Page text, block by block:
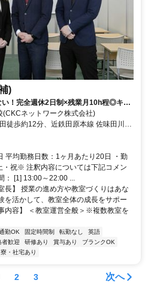
)
！完全週休2日制×残業月10h程◎キャ
ネットワーク株式会社)
徒歩約12分、近鉄田原本線 佐味田川徒
徒歩約23分 大輪田駅より徒歩12分
平均勤務日数：1ヶ月あたり20日 ・勤
・祝※ 注釈内容については下記コメン
： [1] 13:00～22:00 ...
長】 授業の進め方や教室づくりはあな
活かして、教室全体の成長をサポー
内容】 ＜教室運営全般＞※複数教室を
勤OK 固定時間制 転勤なし
英語
者歓迎 研修あり 賞与あり
ブランクOK
寮・社宅あり
2 3 次へ